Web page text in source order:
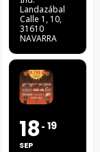
Landazábal
Calle 1, 10,
31610
NAVARRA
18
SEP
19